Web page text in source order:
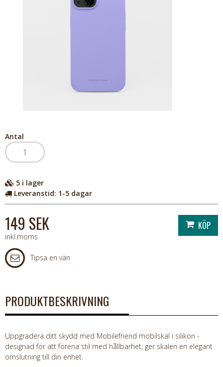
Antal
5 i lager
Leveranstid: 1-5 dagar
149 SEK
inkl.moms
Tipsa en vän
PRODUKTBESKRIVNING
Uppgradera ditt skydd med Mobilefriend mobilskal i silikon -
designad för att förena stil med hållbarhet, ger skalen en elegant
omslutning till din enhet.